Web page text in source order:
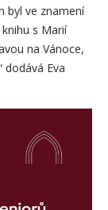
byl ve znamení
s Marií
na Vánoce,
dodává Eva